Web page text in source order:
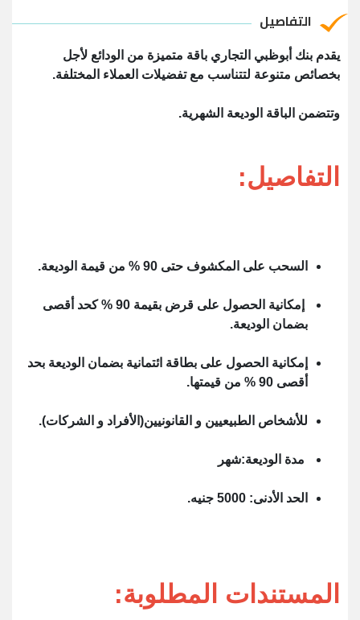
التفاصيل
يقدم بنك أبوظبي التجاري باقة متميزة من الودائع لأجل
بخصائص متنوعة لتتناسب مع تفضيلات العملاء المختلفة.
وتتضمن الباقة الوديعة الشهرية.
التفاصيل:
السحب على المكشوف حتى 90 % من قيمة الوديعة.
إمكانية الحصول على قرض بقيمة 90 % كحد أقصى
بضمان الوديعة.
إمكانية الحصول على بطاقة ائتمانية بضمان الوديعة بحد
أقصى 90 % من قيمتها.
للأشخاص الطبيعيين و القانونيين(الأفراد و الشركات).
مدة الوديعة:شهر
الحد الأدنى: 5000 جنيه.
المستندات المطلوبة: